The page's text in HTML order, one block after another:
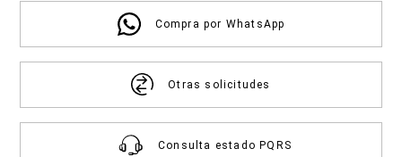
Compra por WhatsApp
Otras solicitudes
Consulta estado PQRS